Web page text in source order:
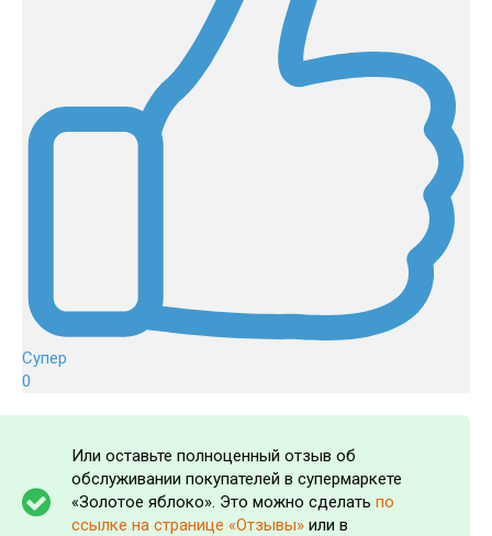
Супер
0
Или оставьте полноценный отзыв об
обслуживании покупателей в супермаркете
«Золотое яблоко». Это можно сделать по
ссылке на странице «Отзывы» или в